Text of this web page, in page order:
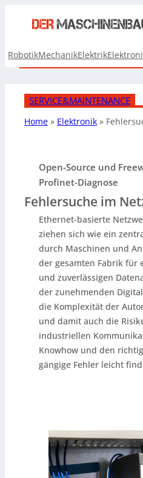
RobotikMechanikElektrik
SERVICE&MAINTENANCE
Home » Elektronik »
Open-Source und
Profinet-Diagnose
Fehlersuche im
Ethernet-basierte
ziehen sich wie ein
durch Maschinen und
der gesamten Fabrik für
und zuverlässigen
der zunehmenden
die Komplexität der
und damit auch die
industriellen
Knowhow und den
gängige Fehler leicht